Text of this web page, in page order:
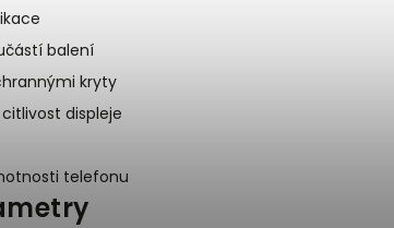
balení
kryty
displeje
telefonu